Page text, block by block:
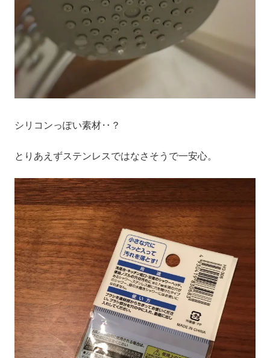
シリコンっぽい素材‥？
とりあえずステンレスではなさそうで一安心。